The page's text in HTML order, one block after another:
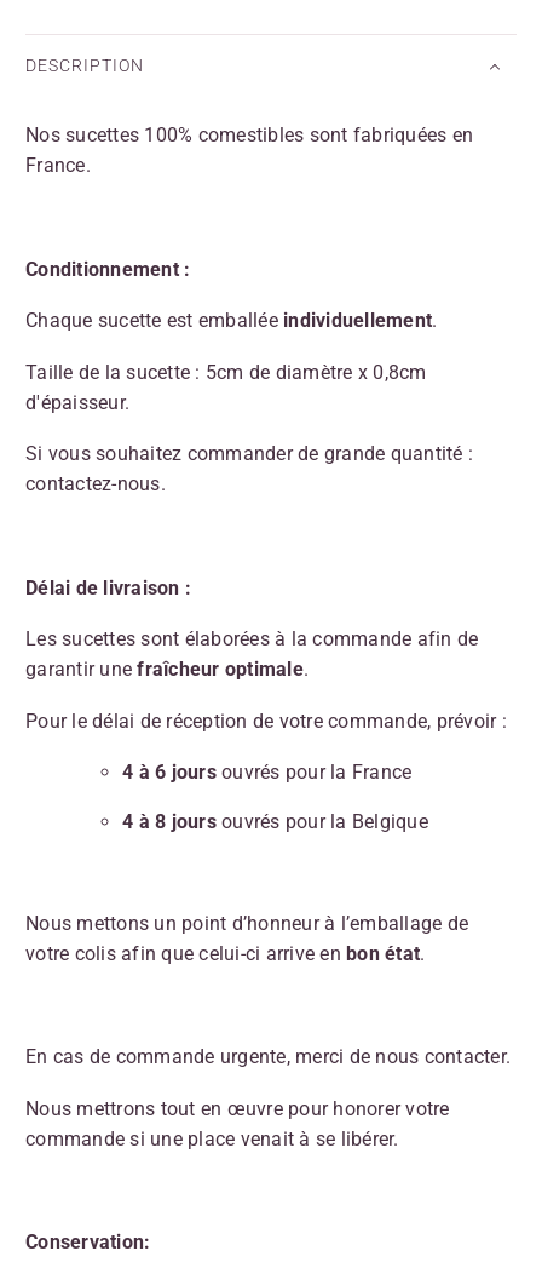
DESCRIPTION
Nos sucettes 100% comestibles sont fabriquées en
France.
Conditionnement :
Chaque sucette est emballée individuellement.
Taille de la sucette : 5cm de diamètre x 0,8cm
d'épaisseur.
Si vous souhaitez commander de grande quantité :
contactez-nous.
Délai de livraison :
Les sucettes sont élaborées à la commande afin de
garantir unefraîcheur optimale.
Pour le délai de réception de votre commande, prévoir :
4 à 6 jours ouvrés pour la France
4 à 8 jours ouvrés pour la Belgique
Nous mettons un point d’honneur à l’emballage de
votre colis afin que celui-ci arrive en bon état.
En cas de commande urgente, merci de nous contacter.
Nous mettrons tout en œuvre pour honorer votre
commande si une place venait à se libérer.
Conservation: